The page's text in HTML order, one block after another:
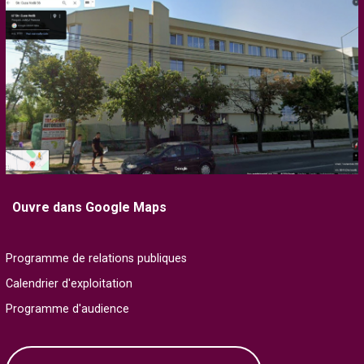
Ouvre dans Google Maps
Programme de relations publiques
Calendrier d'exploitation
Programme d'audience